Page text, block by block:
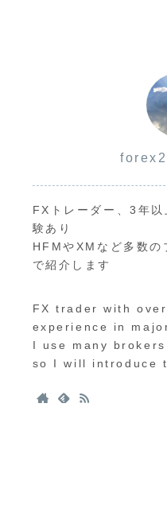
FXトレーダー、3年
験あり
HFMやXMなど多数の
で紹介します
FX trader with
experience in
I use many brokers
so I will introduce